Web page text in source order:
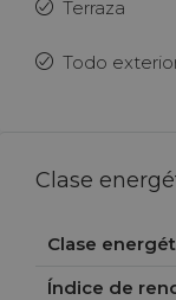
Terraza
Todo
Clase
Clase
Índice de